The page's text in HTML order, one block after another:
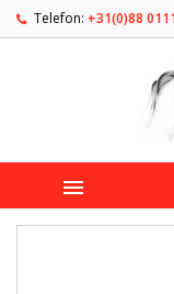
Telefon: +31(0)88
